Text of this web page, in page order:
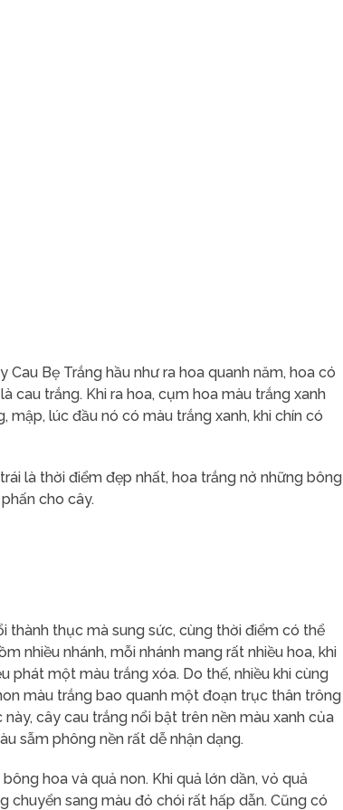
Bẹ Trắng hầu như ra hoa quanh năm, hoa có
cau trắng. Khi ra hoa, cụm hoa màu trắng xanh
mập, lúc đầu nó có màu trắng xanh, khi chín có
là thời điểm đẹp nhất, hoa trắng nở những bông
cho cây.
thành thục mà sung sức, cùng thời điểm có thể
nhiều nhánh, mỗi nhánh mang rất nhiều hoa, khi
phát một màu trắng xóa. Do thế, nhiều khi cùng
màu trắng bao quanh một đoạn trục thân trông
cây cau trắng nổi bật trên nền màu xanh của
sẫm phông nền rất dễ nhận dạng.
hoa và quả non. Khi quả lớn dần, vỏ quả
chuyển sang màu đỏ chói rất hấp dẫn. Cũng có